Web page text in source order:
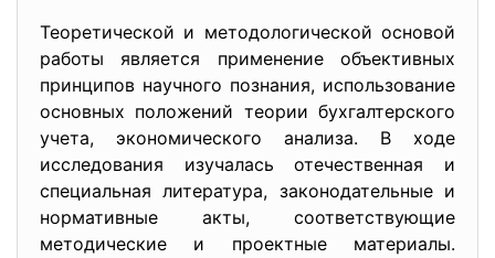
Теоретической и методологической основой
работы является применение объективных
принципов научного познания, использование
основных положений теории бухгалтерского
учета, экономического анализа. В ходе
исследования изучалась отечественная и
специальная литература, законодательные и
нормативные акты, соответствующие
методические и проектные материалы.